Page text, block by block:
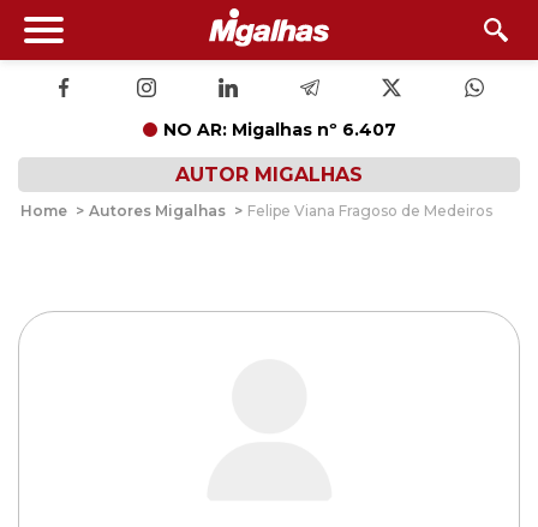
NO AR: Migalhas nº 6.407
AUTOR MIGALHAS
Home > Autores Migalhas > Felipe Viana Fragoso de Medeiros